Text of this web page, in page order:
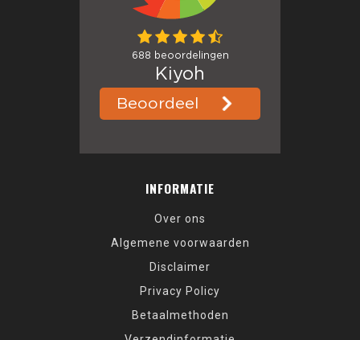
INFORMATIE
Over ons
Algemene voorwaarden
Disclaimer
Privacy Policy
Betaalmethoden